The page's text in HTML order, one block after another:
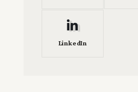
LinkedIn